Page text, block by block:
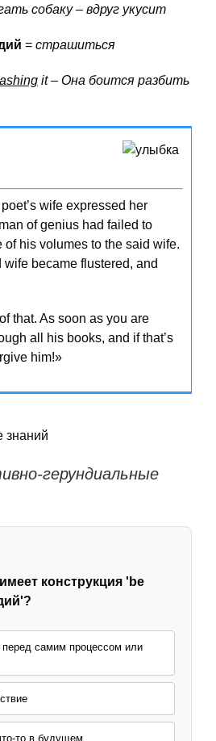
собаку– вдруг укусит
= страшиться
it – Она боится разбить
wife expressed her
of genius had failed to
of his volumes to the said wife.
became flustered, and
that. As soon as you are
all his books, and if that’s
him!»
знаний
герундиальные
конструкция 'be
перед самим процессом или
то в будущем